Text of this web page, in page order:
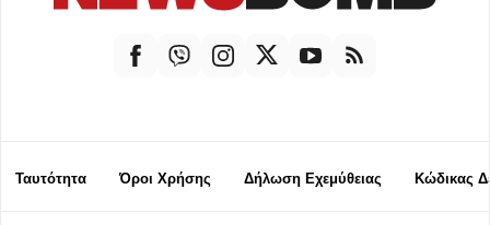
Ταυτότητα Όροι Χρήσης Δήλωση Εχεμύθειας Κώδικας